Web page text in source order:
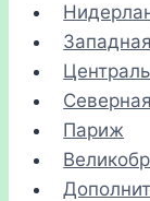
Париж